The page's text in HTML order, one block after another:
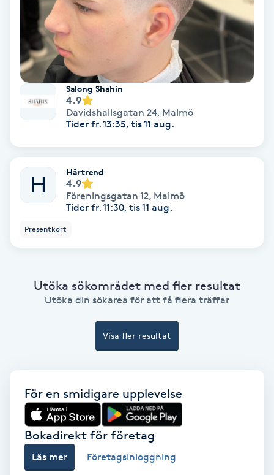
Bottenfärg
Brynformning
Brynfärgning
Brynplockning
Bröllopsuppsättning
Celluliter
Coachning
Cryoterapi
Diamantslipning
Enzympeeling
Salong Shahin
4.9
Davidshallsgatan 24, Malmö
Tider fr. 13:35, tis 11 aug.
H
Hårtrend
4.9
Föreningsgatan 12, Malmö
Tider fr. 11:30, tis 11 aug.
Presentkort
Utöka sökområdet med fler resultat
Utöka din sökarea för att få flera träffar
Visa fler resultat
För en smidigare upplevelse
Bokadirekt för företag
Läs mer Företagsinloggning